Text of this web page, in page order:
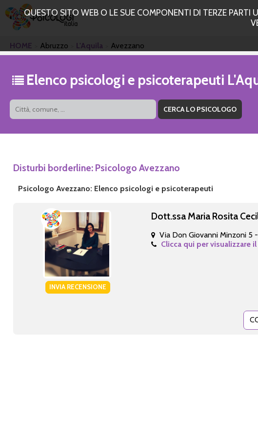
QUESTO SITO WEB O LE SUE COMPONENTI DI TERZE PARTI
HOME Abruzzo L'Aquila Avezzano
Elenco psicologi e psicoterapeuti
Disturbi borderline: Psicologo Avezzano
Psicologo Avezzano: Elenco psicologi e psicoterapeuti
INVIA RECENSIONE
Dott.ssa Maria Rosita
Via Don Giovanni Minzoni 5 -
Clicca qui per visualizzare